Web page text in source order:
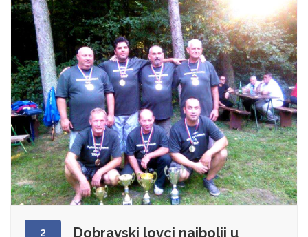
2 Dobravski lovci najbolji u